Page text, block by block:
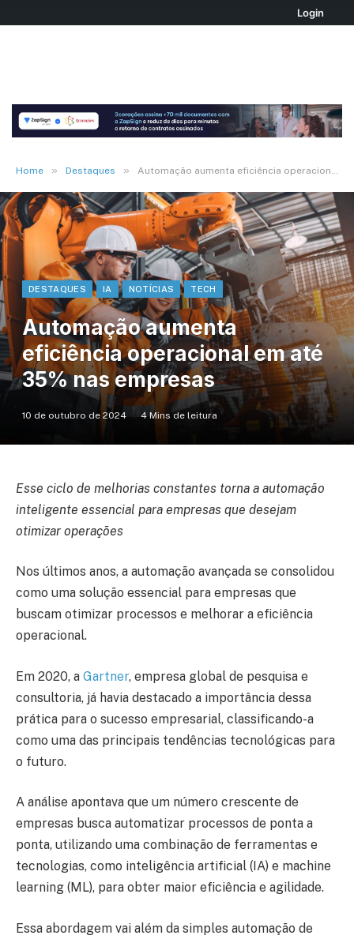
Login
Home » Destaques » Automação aumenta eficiência operacional em até 35% nas empresas
DESTAQUES IA NOTÍCIAS TECH
Automação aumenta
eficiência operacional em até
35% nas empresas
10 de outubro de 2024 4 Mins de leitura
Esse ciclo de melhorias constantes torna a automação
inteligente essencial para empresas que desejam
otimizar operações
Nos últimos anos, a automação avançada se consolidou
como uma solução essencial para empresas que
buscam otimizar processos e melhorar a eficiência
operacional.
Em 2020, a Gartner, empresa global de pesquisa e
consultoria, já havia destacado a importância dessa
prática para o sucesso empresarial, classificando-a
como uma das principais tendências tecnológicas para
o futuro.
A análise apontava que um número crescente de
empresas busca automatizar processos de ponta a
ponta, utilizando uma combinação de ferramentas e
tecnologias, como inteligência artificial (IA) e machine
learning (ML), para obter maior eficiência e agilidade.
Essa abordagem vai além da simples automação de